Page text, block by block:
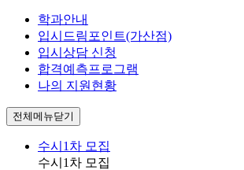
학과안내
입시드림포인트(가산점)
입시상담 신청
합격예측프로그램
나의 지원현황
전체메뉴닫기
수시1차 모집
수시1차 모집